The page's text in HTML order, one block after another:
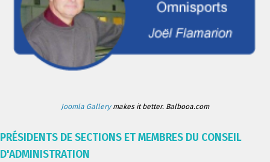
Joomla Gallerymakes it better. Balbooa.com
PRÉSIDENTS DE SECTIONS ET MEMBRES DU CONSEIL
D'ADMINISTRATION